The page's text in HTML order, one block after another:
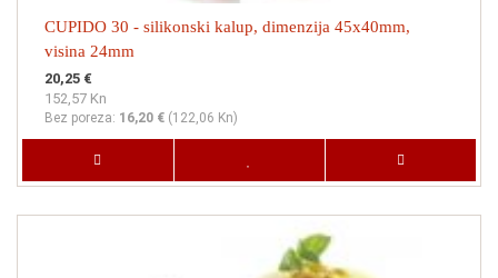
CUPIDO 30 - silikonski kalup, dimenzija 45x40mm,
visina 24mm
20,25 €
152,57 Kn
Bez poreza: 16,20 € (122,06 Kn)